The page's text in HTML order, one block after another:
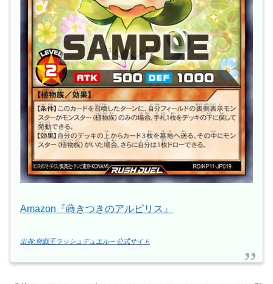
Amazon『蒔きつきのアルピリス』
出典:遊戯王ラッシュデュエル – 公式サイト